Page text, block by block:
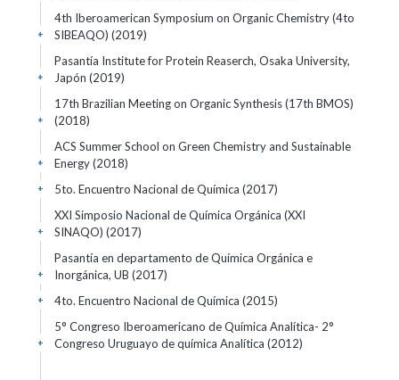
4th Iberoamerican Symposium on Organic Chemistry (4to
SIBEAQO) (2019)
+
Pasantía Institute for Protein Reaserch, Osaka University,
Japón (2019)
+
17th Brazilian Meeting on Organic Synthesis (17th BMOS)
(2018)
+
ACS Summer School on Green Chemistry and Sustainable
Energy(2018)
+
5to. Encuentro Nacional de Química (2017)
+
XXI Simposio Nacional de Química Orgánica (XXI
SINAQO) (2017)
+
Pasantía en departamento de Química Orgánica e
Inorgánica, UB (2017)
+
4to. Encuentro Nacional de Química (2015)
+
5° Congreso Iberoamericano de Química Analítica- 2°
Congreso Uruguayo de química Analítica (2012)
+